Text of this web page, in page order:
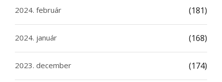
2024. február (181)
2024. január (168)
2023. december (174)